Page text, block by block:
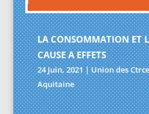
LA CONSOMMATION ET
CAUSE A EFFETS
24 Juin, 2021|Union des
Aquitaine